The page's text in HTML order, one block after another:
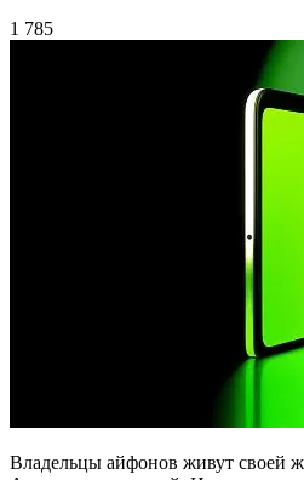
1 785
Владельцы айфонов живут своей